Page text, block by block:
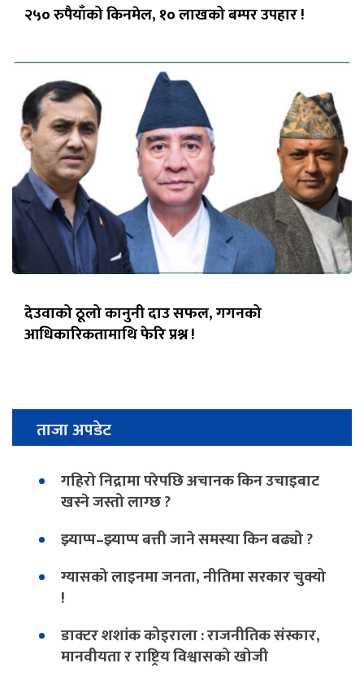
२५० रुपैयाँको किनमेल, १० लाखको बम्पर उपहार !
देउवाको ठूलो कानुनी दाउ सफल, गगनको
आधिकारिकतामाथि फेरि प्रश्न !
ताजा अपडेट
गहिरो निद्रामा परेपछि अचानक किन उचाइबाट
खस्ने जस्तो लाग्छ ?
झ्याप्प–झ्याप्प बत्ती जाने समस्या किन बढ्यो ?
ग्यासको लाइनमा जनता, नीतिमा सरकार चुक्यो
!
डाक्टर शशांक कोइराला : राजनीतिक संस्कार,
मानवीयता र राष्ट्रिय विश्वासको खोजी